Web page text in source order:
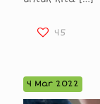
45
4 Mar 2022